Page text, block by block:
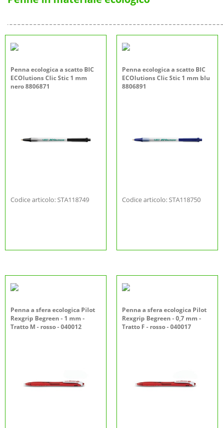
Penna ecologica a scatto BIC
ECOlutions Clic Stic 1 mm
nero 8806871
Codice articolo: STA118749
Penna ecologica a scatto BIC
ECOlutions Clic Stic 1 mm blu
8806891
Codice articolo: STA118750
Penna a sfera ecologica Pilot
Rexgrip Begreen - 1 mm -
Tratto M - rosso - 040012
Penna a sfera ecologica Pilot
Rexgrip Begreen - 0,7 mm -
Tratto F - rosso - 040017